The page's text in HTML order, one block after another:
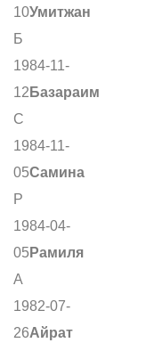
10Умитжан
Б
1984-11-
12 Базараим
С
1984-11-
05Самина
Р
1984-04-
05 Рамиля
А
1982-07-
26Айрат